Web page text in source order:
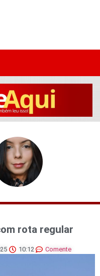
rota regular
10:12 Comente